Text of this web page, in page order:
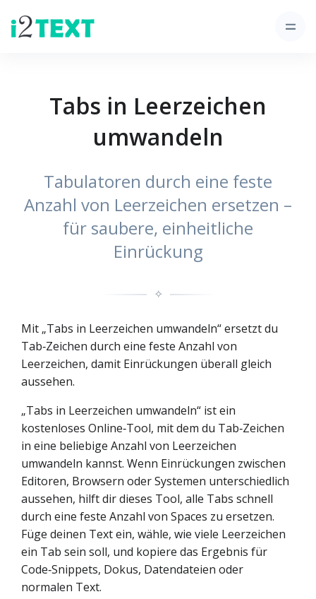
Tabs in Leerzeichen
umwandeln
Tabulatoren durch eine feste
Anzahl von Leerzeichen ersetzen –
für saubere, einheitliche
Einrückung
✧
Mit „Tabs in Leerzeichen umwandeln“ ersetzt du
Tab‑Zeichen durch eine feste Anzahl von
Leerzeichen, damit Einrückungen überall gleich
aussehen.
„Tabs in Leerzeichen umwandeln“ ist ein
kostenloses Online‑Tool, mit dem du Tab‑Zeichen
in eine beliebige Anzahl von Leerzeichen
umwandeln kannst. Wenn Einrückungen zwischen
Editoren, Browsern oder Systemen unterschiedlich
aussehen, hilft dir dieses Tool, alle Tabs schnell
durch eine feste Anzahl von Spaces zu ersetzen.
Füge deinen Text ein, wähle, wie viele Leerzeichen
ein Tab sein soll, und kopiere das Ergebnis für
Code‑Snippets, Dokus, Datendateien oder
normalen Text.